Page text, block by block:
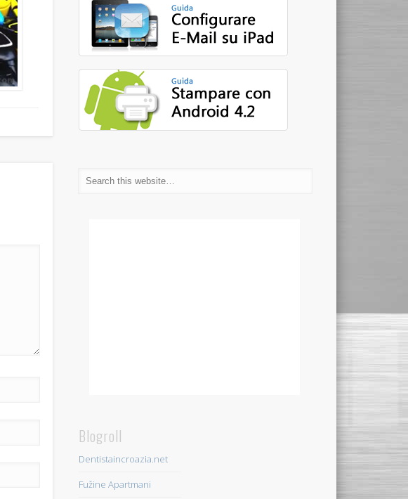
Blogroll
Dentistaincroazia.net
Fužine Apartmani